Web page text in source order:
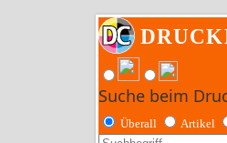
Suche beim
Überall Artikel